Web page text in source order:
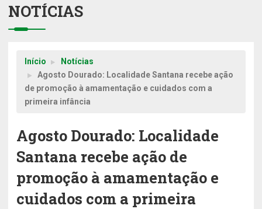
NOTÍCIAS
Início
Notícias
Agosto Dourado: Localidade Santana recebe ação
de promoção à amamentação e cuidados com a
primeira infância
Agosto Dourado: Localidade
Santana recebe ação de
promoção à amamentação e
cuidados com a primeira